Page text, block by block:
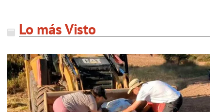
Lo más Visto